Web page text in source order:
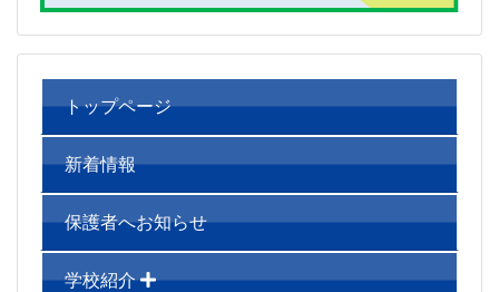
トップページ
新着情報
保護者へお知らせ
学校紹介